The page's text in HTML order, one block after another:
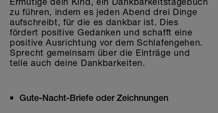
zu führen, indem es jeden Abend drei Dinge
aufschreibt, für die es dankbar ist. Dies
fördert positive Gedanken und schafft eine
positive Ausrichtung vor dem Schlafengehen.
Sprecht gemeinsam über die Einträge und
teile auch deine Dankbarkeiten.
Gute-Nacht-Briefe oder Zeichnungen